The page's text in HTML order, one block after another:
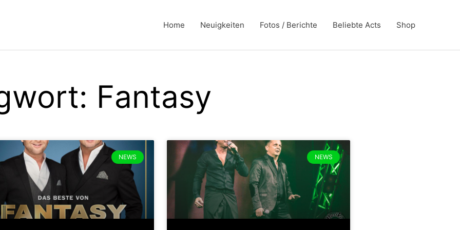
Home Neuigkeiten Fotos / Berichte Beliebte Acts Shop
Fantasy
NEWS NEWS